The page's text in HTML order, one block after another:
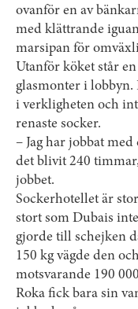
ovanför en av
med klättrande
marsipan för
Utanför köket står
glasmonter i lobbyn.
i verkligheten och
renaste socker.
– Jag har jobbat
det blivit 240
jobbet.
Sockerhotellet är
stort som Dubais
gjorde till schejken
150 kg vägde den
motsvarande 190
Roka fick bara sin